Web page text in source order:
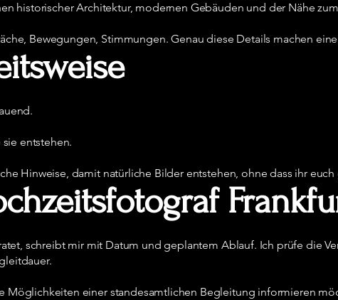
historischer Architektur, modernen Gebäuden und der Nähe
Bewegungen, Stimmungen. Genau diese Details machen
entstehen.
Hinweise, damit natürliche Bilder entstehen, ohne dass ihr
schreibt mir mit Datum und geplantem Ablauf. Ich prüfe die
Möglichkeiten einer standesamtlichen Begleitung informieren